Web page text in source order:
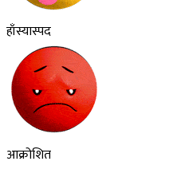
हाँस्यास्पद
आक्रोशित